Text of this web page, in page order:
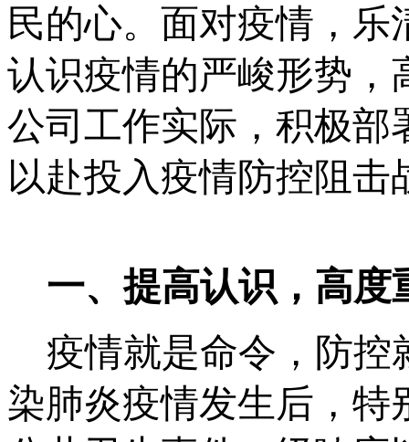
民的心。面对疫情，
认识疫情的严峻形势，
公司工作实际，积极部
以赴投入疫情防控阻击
一、提高认识，高度
疫情就是命令，防控
染肺炎疫情发生后，特